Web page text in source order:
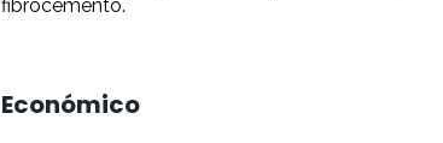
fibrocemento.
Económico